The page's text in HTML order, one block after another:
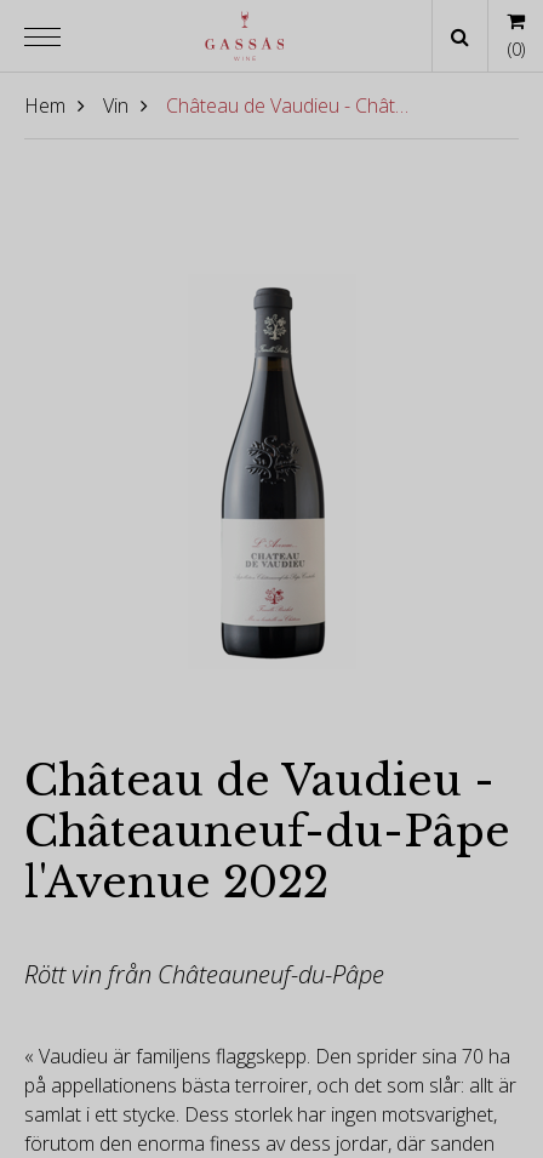
Hem Vin Château de Vaudieu - Châteauneuf-du-Pâpe l'Avenue 2022
Château de Vaudieu -
Châteauneuf-du-Pâpe
l'Avenue 2022
Rött vin från Châteauneuf-du-Pâpe
« Vaudieu är familjens flaggskepp. Den sprider sina 70 ha
på appellationens bästa terroirer, och det som slår: allt är
samlat i ett stycke. Dess storlek har ingen motsvarighet,
förutom den enorma finess av dess jordar, där sanden
(0)